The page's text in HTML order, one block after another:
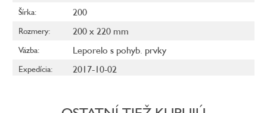
Šírka: 200
Rozmery: 200 x 220 mm
Väzba: Leporelo s pohyb. prvky
Expedícia: 2017-10-02